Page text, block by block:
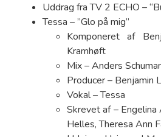
Uddrag fra TV 2 ECHO –
Tessa – ”Glo på mig”
Komponeret af
Kramhøft
Mix – Anders
Producer – Benjamin
Vokal – Tessa
Skrevet af – Engelina
Helles, Theresa Ann